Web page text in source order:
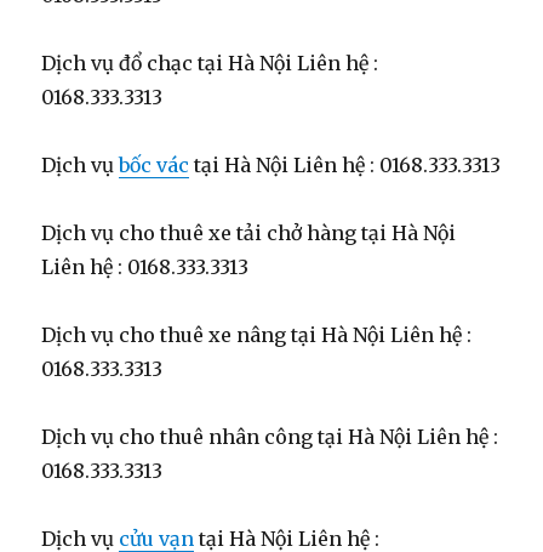
Dịch vụ đổ chạc tại Hà Nội Liên hệ :
0168.333.3313
Dịch vụbốc vác tại Hà Nội Liên hệ : 0168.333.3313
Dịch vụ cho thuê xe tải chở hàng tại Hà Nội
Liên hệ : 0168.333.3313
Dịch vụ cho thuê xe nâng tại Hà Nội Liên hệ :
0168.333.3313
Dịch vụ cho thuê nhân công tại Hà Nội Liên hệ :
0168.333.3313
Dịch vụ cửu vạn tại Hà Nội Liên hệ :